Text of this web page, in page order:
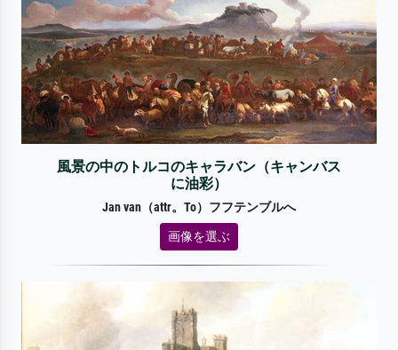
風景の中のトルコのキャラバン（キャンバス
に油彩）
Jan van（attr。To）フフテンブルへ
画像を選ぶ